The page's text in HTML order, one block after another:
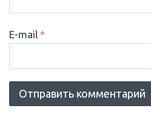
E-mail *